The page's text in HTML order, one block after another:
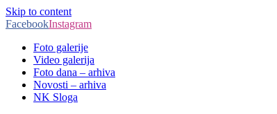
Skip to content
FacebookInstagram
Foto galerije
Video galerija
Foto dana – arhiva
Novosti – arhiva
NK Sloga